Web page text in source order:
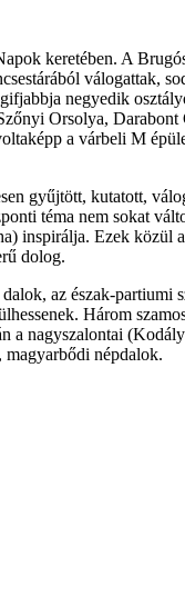
keretében. A
válogattak,
negyedik
Orsolya,
a várbeli M
gyűjtött, kutatott,
téma nem sokat
inspirálja. Ezek
dolog.
az észak-partiumi
Három
a nagyszalontai
népdalok.